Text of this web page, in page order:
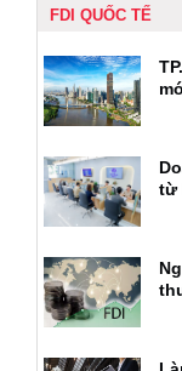
FDI QUỐC TẾ
từ